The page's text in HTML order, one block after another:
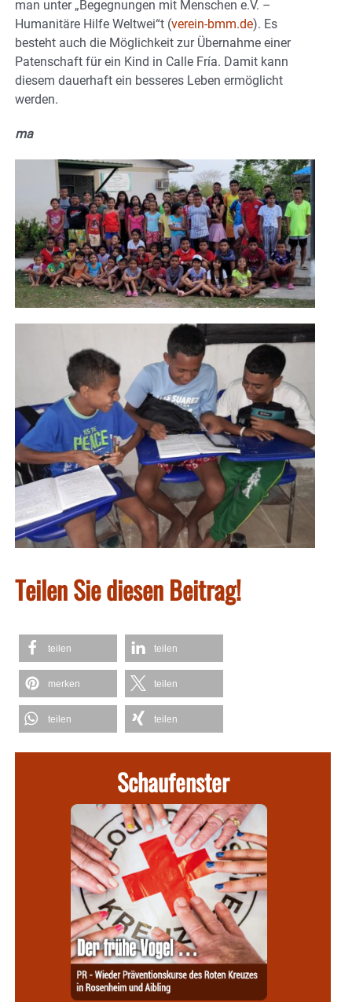
man unter „Begegnungen mit Menschen e.V. –
Humanitäre Hilfe Weltwei“t (verein-bmm.de). Es
besteht auch die Möglichkeit zur Übernahme einer
Patenschaft für ein Kind in Calle Fría. Damit kann
diesem dauerhaft ein besseres Leben ermöglicht
werden.
ma
Teilen Sie diesen Beitrag!
teilen teilen
merken teilen
teilen teilen
Schaufenster